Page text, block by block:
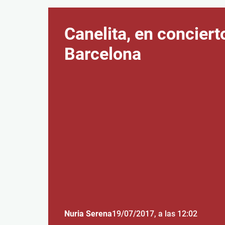
Canelita, en
Barcelona
Nuria Serena19/07/2017, a las 12:02